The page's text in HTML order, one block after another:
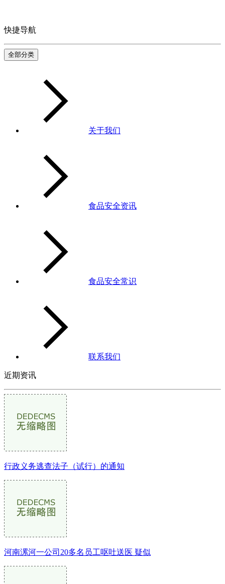
快捷导航
全部分类
关于我们
食品安全资讯
食品安全常识
联系我们
近期资讯
行政义务逃查法子（试行）的通知
河南漯河一公司20多名员工呕吐送医 疑似